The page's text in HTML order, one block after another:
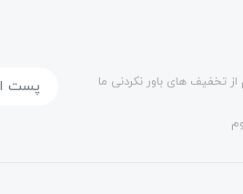
تخفیف های باور نکردنی ما